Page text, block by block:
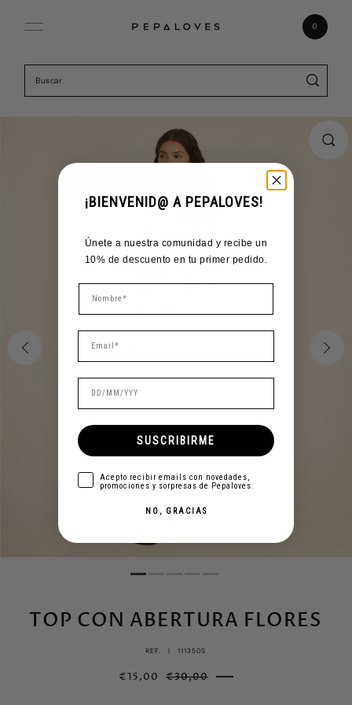
0
TOP CON ABERTURA FLORES
REF. | 111350S
€15,00 €30,00
¡BIENVENID@ A PEPALOVES!
Únete a nuestra comunidad y recibe un
10% de descuento en tu primer pedido.
SUSCRIBIRME
aceptarAcepto recibir emails con novedades,
promociones y sorpresas de Pepaloves.
NO, GRACIAS